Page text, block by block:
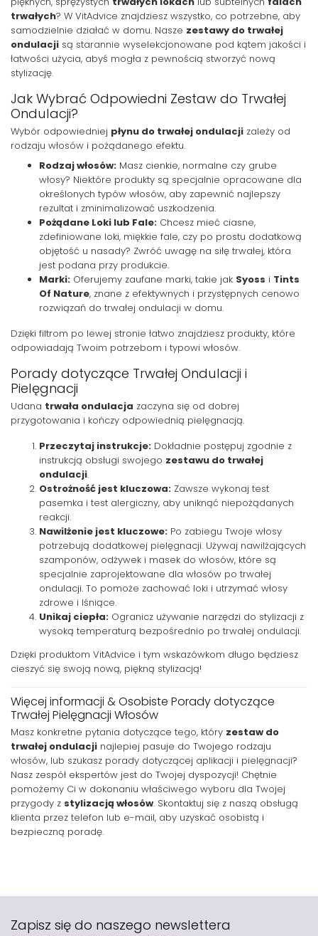
trwałych? W VitAdvice znajdziesz wszystko, co potrzebne, aby
samodzielnie działać w domu. Nasze zestawy do trwałej
ondulacji są starannie wyselekcjonowane pod kątem jakości i
łatwości użycia, abyś mogła z pewnością stworzyć nową
stylizację.
Jak Wybrać Odpowiedni Zestaw do Trwałej
Ondulacji?
Wybór odpowiedniej płynu do trwałej ondulacji zależy od
rodzaju włosów i pożądanego efektu.
Rodzaj włosów: Masz cienkie, normalne czy grube
włosy? Niektóre produkty są specjalnie opracowane dla
określonych typów włosów, aby zapewnić najlepszy
rezultat i zminimalizować uszkodzenia.
Pożądane Loki lub Fale: Chcesz mieć ciasne,
zdefiniowane loki, miękkie fale, czy po prostu dodatkową
objętość u nasady? Zwróć uwagę na siłę trwałej, która
jest podana przy produkcie.
Marki: Oferujemy zaufane marki, takie jak Syoss i Tints
Of Nature, znane z efektywnych i przystępnych cenowo
rozwiązań do trwałej ondulacji w domu.
Dzięki filtrom po lewej stronie łatwo znajdziesz produkty, które
odpowiadają Twoim potrzebom i typowi włosów.
Porady dotyczące Trwałej Ondulacji i
Pielęgnacji
Udana trwała ondulacja zaczyna się od dobrej
przygotowania i kończy odpowiednią pielęgnacją.
Przeczytaj instrukcje: Dokładnie postępuj zgodnie z
instrukcją obsługi swojego zestawu do trwałej
ondulacji.
Ostrożność jest kluczowa: Zawsze wykonaj test
pasemka i test alergiczny, aby uniknąć niepożądanych
reakcji.
Nawilżenie jest kluczowe: Po zabiegu Twoje włosy
potrzebują dodatkowej pielęgnacji. Używaj nawilżających
szamponów, odżywek i masek do włosów, które są
specjalnie zaprojektowane dla włosów po trwałej
ondulacji. To pomoże zachować loki i utrzymać włosy
zdrowe i lśniące.
Unikaj ciepła: Ogranicz używanie narzędzi do stylizacji z
wysoką temperaturą bezpośrednio po trwałej ondulacji.
Dzięki produktom VitAdvice i tym wskazówkom długo będziesz
cieszyć się swoją nową, piękną stylizacją!
Więcej informacji & Osobiste Porady dotyczące
Trwałej Pielęgnacji Włosów
Masz konkretne pytania dotyczące tego, który zestaw do
trwałej ondulacji najlepiej pasuje do Twojego rodzaju
włosów, lub szukasz porady dotyczącej aplikacji i pielęgnacji?
Nasz zespół ekspertów jest do Twojej dyspozycji! Chętnie
pomożemy Ci w dokonaniu właściwego wyboru dla Twojej
przygody z stylizacją włosów. Skontaktuj się z naszą obsługą
klienta przez telefon lub e-mail, aby uzyskać osobistą i
bezpieczną poradę.
Zapisz się do naszego newslettera